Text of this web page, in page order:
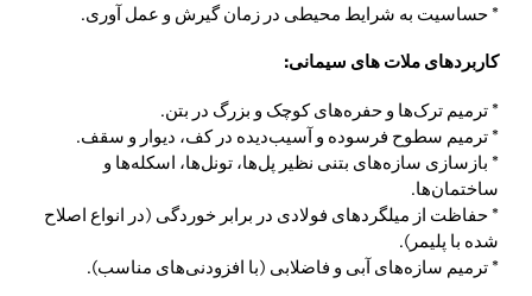
* حساسیت به شرایط محیطی در زمان گیرش و عمل آوری.
کاربردهای ملات های سیمانی:
* ترمیم ترک‌ها و حفره‌های کوچک و بزرگ در بتن.
* ترمیم سطوح فرسوده و آسیب‌دیده در کف، دیوار و سقف.
* بازسازی سازه‌های بتنی نظیر پل‌ها، تونل‌ها، اسکله‌ها و
ساختمان‌ها.
* حفاظت از میلگردهای فولادی در برابر خوردگی (در انواع اصلاح
شده با پلیمر).
* ترمیم سازه‌های آبی و فاضلابی (با افزودنی‌های مناسب).